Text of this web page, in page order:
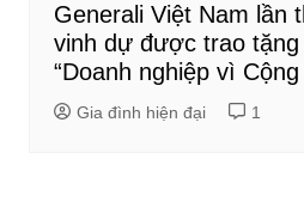
Generali Việt Nam lần
vinh dự được trao
“Doanh nghiệp vì Cộng
Gia đình hiện đại 1